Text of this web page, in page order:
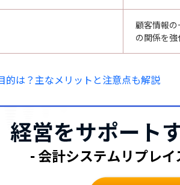
顧客情報
の関係を強
的は？主なメリットと注意点も解説